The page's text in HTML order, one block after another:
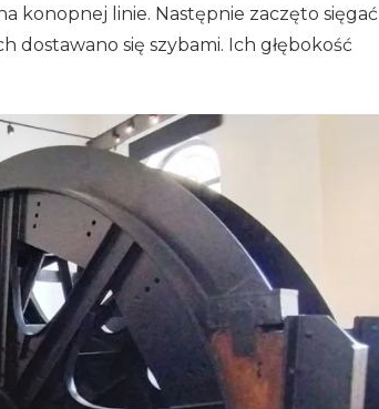
konopnej linie. Następnie zaczęto sięgać
dostawano się szybami. Ich głębokość